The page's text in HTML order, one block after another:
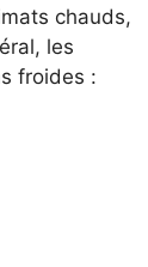
chauds,
les
froides :